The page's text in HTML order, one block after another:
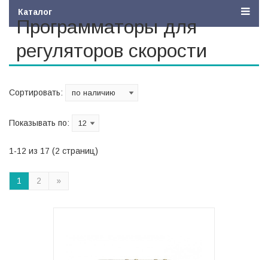
Каталог
Программаторы для
регуляторов скорости
Сортировать:
Показывать по:
1-12 из 17 (2 страниц)
1 2 »